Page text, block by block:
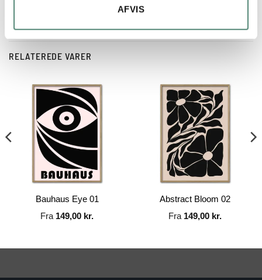
AFVIS
RELATEREDE VARER
Bauhaus Eye 01
Fra 149,00 kr.
Abstract Bloom 02
Fra 149,00 kr.